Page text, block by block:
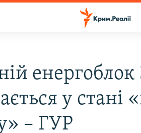
у стані
– ГУР